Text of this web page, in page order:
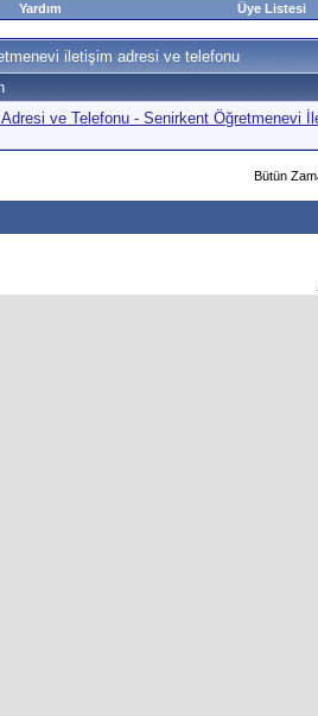
Yardım Üye Listesi
iletişim adresi ve telefonu
ve Telefonu - Senirkent Öğretmenevi
Bütün